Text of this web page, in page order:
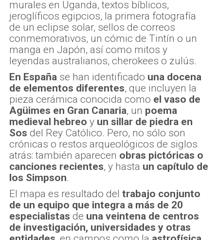
murales en Uganda, textos bíblicos,
jeroglíficos egipcios, la primera fotografía
de un eclipse solar, sellos de correos
conmemorativos, un cómic de Tintín o un
manga en Japón, así como mitos y
leyendas australianos, cherokees o zulús.
En España se han identificado una docena
de elementos diferentes, que incluyen la
pieza cerámica conocida como el vaso de
Agüimes en Gran Canaria, un poema
medieval hebreo y un sillar de piedra en
Sos del Rey Católico. Pero, no sólo son
crónicas o restos arqueológicos de siglos
atrás: también aparecen obras pictóricas o
canciones recientes, y hasta un capítulo de
los Simpson.
El mapa es resultado del trabajo conjunto
de un equipo que integra a más de 20
especialistas de una veintena de centros
de investigación, universidades y otras